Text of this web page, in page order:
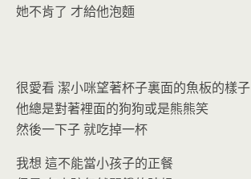
她不肯了 才給他泡麵
很愛看 潔小咪望著杯子裏面的魚板的樣子
他總是對著裡面的狗狗或是熊熊笑
然後一下子 就吃掉一杯
我想 這不能當小孩子的正餐